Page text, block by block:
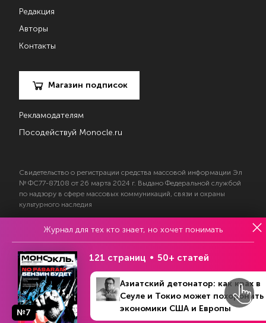
Редакция
Авторы
Контакты
Магазин подписок
Рекламодателям
Посодействуй Monocle.ru
Свидетельство о регистрации средства массовой информации Эл
№ ФС77-87108 от 26 марта 2024 г. Выдано Федеральной службой
по надзору в сфере массовых коммуникаций, связи и охраны
культурного наследия
© 2017—2026 АНО «Творческий коллектив Эксперт»
Политика конфиденциальности
Условия использования материалов
Согласие на обработку персональных данных
Журнал для тех кто знает, но хочет понимать
№7
121 страниц 50+ статей
Азиатский детонатор: как крах в
Сеуле и Токио может похоронить
экономики США и Европы